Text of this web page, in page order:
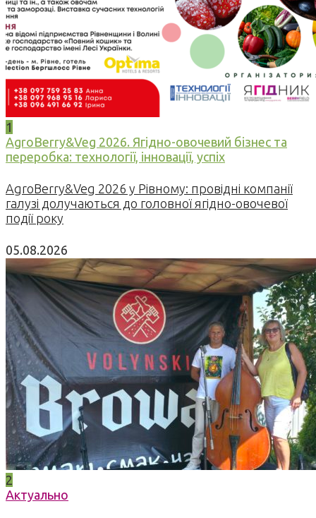
1
AgroBerry&Veg 2026. Ягідно-овочевий бізнес та
переробка: технології, інновації, успіх
AgroBerry&Veg 2026 у Рівному: провідні компанії
галузі долучаються до головної ягідно-овочевої
події року
05.08.2026
2
Актуально